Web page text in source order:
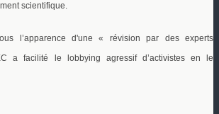
scientifique.
l’apparence d'une « révision par des experts
a facilité le lobbying agressif d’activistes en le